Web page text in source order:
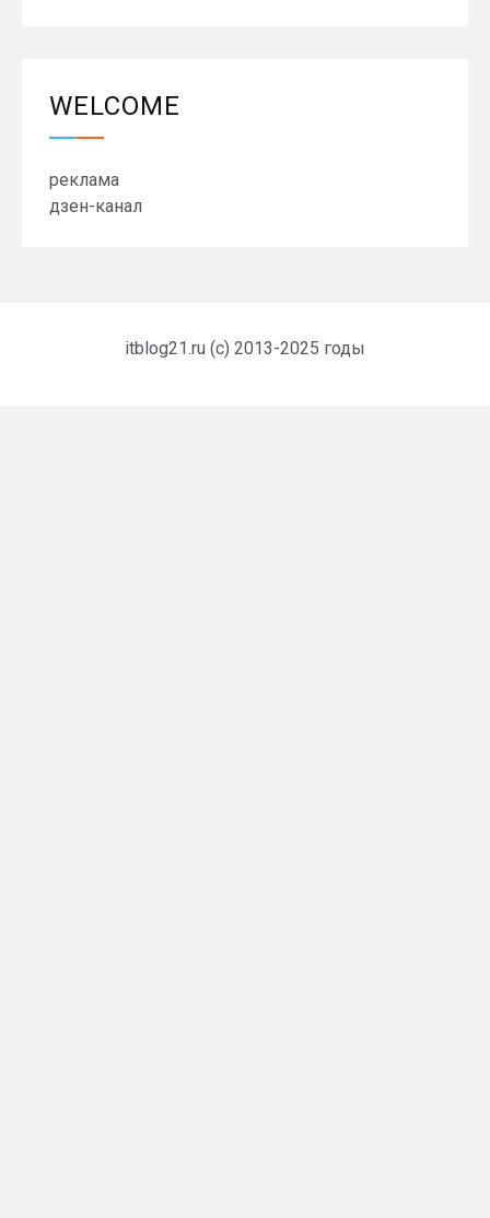
WELCOME
реклама
дзен-канал
itblog21.ru (c) 2013-2025 годы